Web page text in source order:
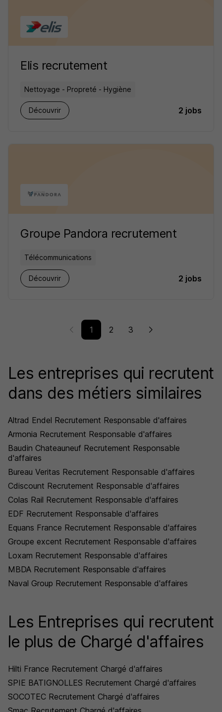
Elis recrutement
Nettoyage - Propreté - Hygiène
Découvrir 2 jobs
Groupe Pandora recrutement
Télécommunications
Découvrir 2 jobs
1 2 3
Les entreprises qui recrutent
dans des métiers similaires
Altrad Endel Recrutement Responsable d'affaires
Armonia Recrutement Responsable d'affaires
Baudin Chateauneuf Recrutement Responsable
d'affaires
Bureau Veritas Recrutement Responsable d'affaires
Cdiscount Recrutement Responsable d'affaires
Colas Rail Recrutement Responsable d'affaires
EDF Recrutement Responsable d'affaires
Equans France Recrutement Responsable d'affaires
Groupe excent Recrutement Responsable d'affaires
Loxam Recrutement Responsable d'affaires
MBDA Recrutement Responsable d'affaires
Naval Group Recrutement Responsable d'affaires
Les Entreprises qui recrutent
le plus de Chargé d'affaires
Hilti France Recrutement Chargé d'affaires
SPIE BATIGNOLLES Recrutement Chargé d'affaires
SOCOTEC Recrutement Chargé d'affaires